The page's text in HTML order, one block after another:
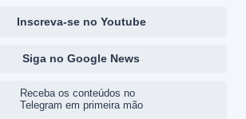
Inscreva-se no Youtube
Siga no Google News
Receba os conteúdos no
Telegram em primeira mão